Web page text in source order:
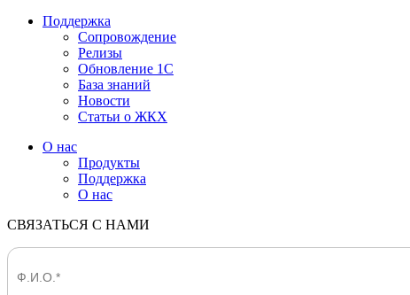
Поддержка
Сопровождение
Релизы
Обновление 1С
База знаний
Новости
Статьи о ЖКХ
О нас
Продукты
Поддержка
О нас
СВЯЗАТЬСЯ С НАМИ